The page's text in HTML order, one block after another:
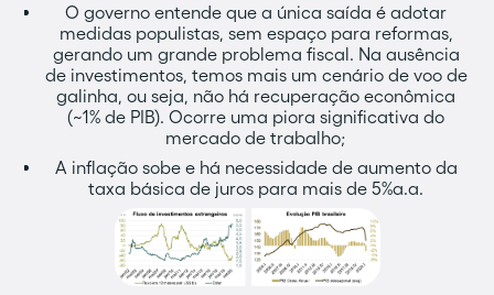
O governo entende que a única saída é adotar
medidas populistas, sem espaço para reformas,
gerando um grande problema fiscal. Na ausência
de investimentos, temos mais um cenário de voo de
galinha, ou seja, não há recuperação econômica
(~1% de PIB). Ocorre uma piora significativa do
mercado de trabalho;
A inflação sobe e há necessidade de aumento da
taxa básica de juros para mais de 5%a.a.